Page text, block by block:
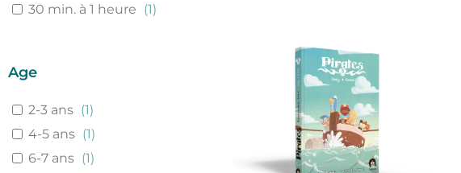
30 min. à 1 heure (1)
Age
2-3 ans (1)
4-5 ans (1)
6-7 ans (1)